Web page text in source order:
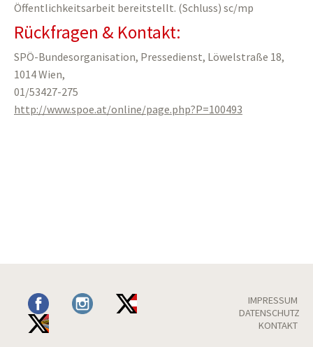
Öffentlichkeitsarbeit bereitstellt. (Schluss) sc/mp
Rückfragen & Kontakt:
SPÖ-Bundesorganisation, Pressedienst, Löwelstraße 18,
1014 Wien,
01/53427-275
http://www.spoe.at/online/page.php?P=100493
IMPRESSUM
DATENSCHUTZ
KONTAKT